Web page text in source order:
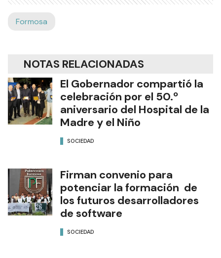
Formosa
NOTAS RELACIONADAS
El Gobernador compartió la
celebración por el 50.º
aniversario del Hospital de la
Madre y el Niño
SOCIEDAD
Firman convenio para
potenciar la formación de
los futuros desarrolladores
de software
SOCIEDAD